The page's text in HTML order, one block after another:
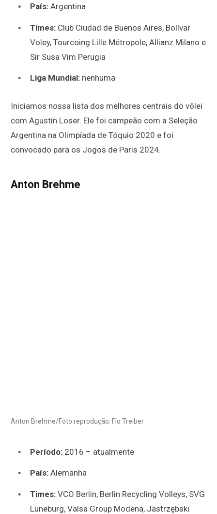
País: Argentina
Times: Club Ciudad de Buenos Aires, Bolívar
Voley, Tourcoing Lille Métropole, Allianz Milano e
Sir Susa Vim Perugia
Liga Mundial: nenhuma
Iniciamos nossa lista dos melhores centrais do vôlei
com Agustín Loser. Ele foi campeão com a Seleção
Argentina na Olimpíada de Tóquio 2020 e foi
convocado para os Jogos de Paris 2024.
Anton Brehme
Anton Brehme/Foto reprodução: Flo Treiber
Período: 2016 – atualmente
País: Alemanha
Times: VCO Berlin, Berlin Recycling Volleys, SVG
Luneburg, Valsa Group Modena, Jastrzębski